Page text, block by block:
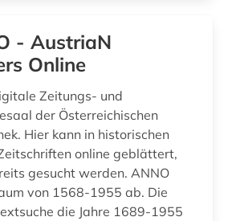
geschichte 1488-1630 (1)
geschichte 1490-1960 (1)
geschichte 1535-1820 (1)
geschichte 1600-1995 (1)
geschichte 1650-1750 (1)
geschichte 1650-1800 (1)
- AustriaN
Online
Zeitungs- und
der Österreichischen
Hier kann in historischen
online geblättert,
gesucht werden. ANNO
von 1568-1955 ab. Die
die Jahre 1689-1955